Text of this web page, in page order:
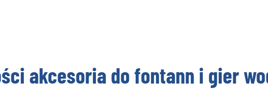
akcesoria do fontann i gier